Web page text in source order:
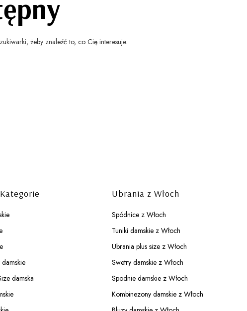
żeby znaleźć to, co Cię interesuje.
damska
Ubrania z Włoch
Spódnice z Włoch
Tuniki damskie z Włoch
Ubrania plus size z Włoch
Swetry damskie z Włoch
Spodnie damskie z Włoch
Kombinezony damskie z Włoch